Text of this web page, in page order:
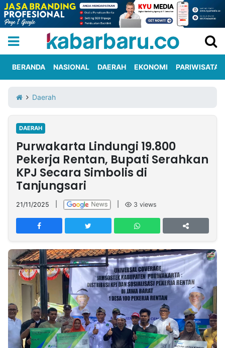
Iklan
Berita
Kami
Nasional
International
Olahraga
Entertainment
Daerah
Pariwisata
Kuliner
Kolom
Network
PT
TREETAN
MULTIMEDIA
INDONESIA
Partner
Insight
NTB
Suara
Time
Lens
IDN
Daily
Jogja
Jalan
Rakyat
Idealita
News
Kita
Notice
Dinamikapost.com
Radar
Baru
Seedbacklink
Follow
Kabarbaru
BERANDA NASIONAL DAERAH EKONOMI PARIWISATA
Daerah
DAERAH
Purwakarta Lindungi 19.800
Pekerja Rentan, Bupati Serahkan
KPJ Secara Simbolis di
Tanjungsari
21/11/2025 3 views